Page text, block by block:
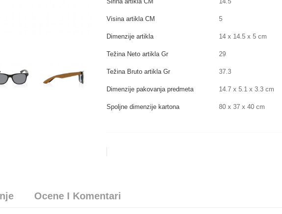
Visina artikla CM 5
Dimenzije artikla 14 x 14.5 x 5 cm
Težina Neto artikla Gr 29
Težina Bruto artikla Gr 37.3
Dimenzije pakovanja predmeta 14.7 x 5.1 x 3.3 cm
Spoljne dimenzije kartona 80 x 37 x 40 cm
Ocene I Komentari